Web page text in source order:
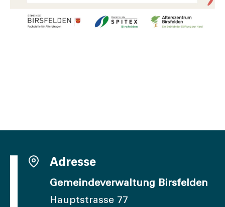
Adresse
Gemeindeverwaltung Birsfelden
Hauptstrasse 77